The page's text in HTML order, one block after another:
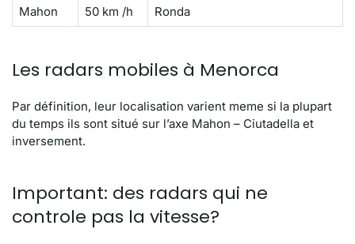
Mahon
50 km /h Ronda
Les radars mobiles à Menorca
Par définition, leur localisation varient meme si la plupart
du temps ils sont situé sur l’axe Mahon – Ciutadella et
inversement.
Important: des radars qui ne
controle pas la vitesse?